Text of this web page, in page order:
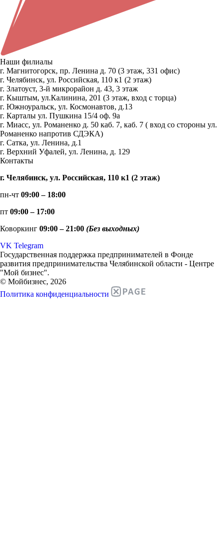
Наши филиалы
г. Магнитогорск, пр. Ленина д. 70 (3 этаж, 331 офис)
г. Челябинск, ул. Российская, 110 к1 (2 этаж)
г. Златоуст, 3-й микрорайон д. 43, 3 этаж
г. Кыштым, ул.Калинина, 201 (3 этаж, вход с торца)
г. Южноуральск, ул. Космонавтов, д.13
г. Карталы ул. Пушкина 15/4 оф. 9а
г. Миасс, ул. Романенко д. 50 каб. 7, каб. 7 ( вход со стороны ул.
Романенко напротив СДЭКА)
г. Сатка, ул. Ленина, д.1
г. Верхний Уфалей, ул. Ленина, д. 129
Контакты
г. Челябинск, ул. Российская, 110 к1 (2 этаж)
пн-чт 09:00 – 18:00
пт 09:00 – 17:00
Коворкинг 09:00 – 21:00 (Без выходных)
VK Telegram
Государственная поддержка предпринимателей в Фонде
развития предпринимательства Челябинской области - Центре
"Мой бизнес".
© Мойбизнес, 2026
Политика конфиденциальности